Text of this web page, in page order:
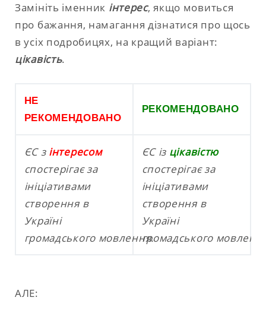
Замініть іменник інтерес, якщо мовиться
про бажання, намагання дізнатися про щось
в усіх подробицях, на кращий варіант:
цікавість.
НЕ
РЕКОМЕНДОВАНО
РЕКОМЕНДОВАНО
ЄС з інтересом
спостерігає за
ініціативами
створення в
Україні
громадського мовлення.
ЄС із цікавістю
спостерігає за
ініціативами
створення в
Україні
громадського
АЛЕ: